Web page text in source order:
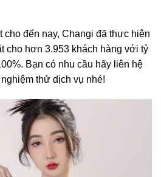
cho đến nay, Changi đã thực hiện
cho hơn 3.953 khách hàng với tỷ
Bạn có nhu cầu hãy liên hệ
thử dịch vụ nhé!